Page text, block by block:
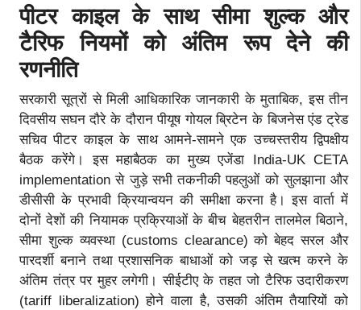
पीटर काइल के साथ सीमा शुल्क और
टैरिफ नियमों को अंतिम रूप देने की
रणनीति
सरकारी सूत्रों से मिली आधिकारिक जानकारी के मुताबिक, इस तीन
दिवसीय सघन दौरे के दौरान पीयूष गोयल ब्रिटेन के बिजनेस एंड ट्रेड
सचिव पीटर काइल के साथ आमने-सामने एक उच्चस्तरीय द्विपक्षीय
बैठक करेंगे। इस महाबैठक का मुख्य एजेंडा India-UK CETA
implementation से जुड़े सभी तकनीकी पहलुओं को सुलझाना और
डीसीसी के प्रभावी क्रियान्वयन की समीक्षा करना है। इस वार्ता में
दोनों देशों की नियामक प्रक्रियाओं के बीच बेहतरीन तालमेल बिठाने,
सीमा शुल्क व्यवस्था (customs clearance) को बेहद सरल और
पारदर्शी बनाने तथा प्रशासनिक बाधाओं को जड़ से खत्म करने के
अंतिम तंत्र पर मुहर लगेगी। सीईटीए के तहत जो टैरिफ उदारीकरण
(tariff liberalization) होने वाला है, उसकी अंतिम तैयारियों को